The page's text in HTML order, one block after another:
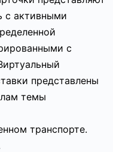
с активными
с
представлены
темы
транспорте.